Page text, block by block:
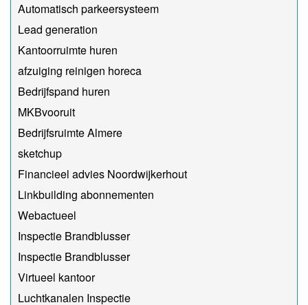
Automatisch parkeersysteem
Lead generation
Kantoorruimte huren
afzuiging reinigen horeca
Bedrijfspand huren
MKBvooruit
Bedrijfsruimte Almere
sketchup
Financieel advies Noordwijkerhout
Linkbuilding abonnementen
Webactueel
Inspectie Brandblusser
Inspectie Brandblusser
Virtueel kantoor
Luchtkanalen Inspectie